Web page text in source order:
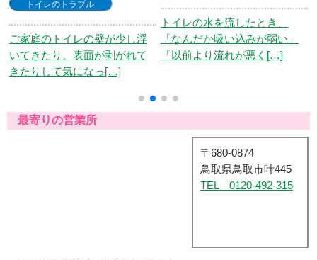
トイレの水を流したとき、
「なんだか吸い込みが弱い」
「以前より流れが悪く[…]
トイレのレバーを回しても手
ごたえがなく、水が流れない
「空回り」のトラブ[…]
最寄りの営業所
〒680-0874
鳥取県鳥取市叶445
TEL 0120-492-315